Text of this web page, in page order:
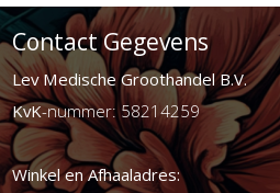
Contact Gegevens
Lev Medische Groothandel B.V.
KvK-nummer: 58214259
Winkel en Afhaaladres: